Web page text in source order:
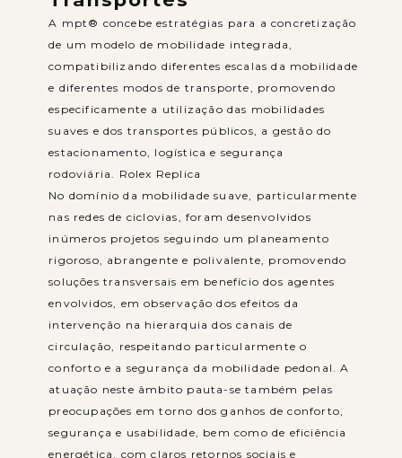
A mpt® concebe estratégias para a concretização
de um modelo de mobilidade integrada,
compatibilizando diferentes escalas da mobilidade
e diferentes modos de transporte, promovendo
especificamente a utilização das mobilidades
suaves e dos transportes públicos, a gestão do
estacionamento, logística e segurança
rodoviária. Rolex Replica
No domínio da mobilidade suave, particularmente
nas redes de ciclovias, foram desenvolvidos
inúmeros projetos seguindo um planeamento
rigoroso, abrangente e polivalente, promovendo
soluções transversais em benefício dos agentes
envolvidos, em observação dos efeitos da
intervenção na hierarquia dos canais de
circulação, respeitando particularmente o
conforto e a segurança da mobilidade pedonal. A
atuação neste âmbito pauta-se também pelas
preocupações em torno dos ganhos de conforto,
segurança e usabilidade, bem como de eficiência
energética, com claros retornos sociais e